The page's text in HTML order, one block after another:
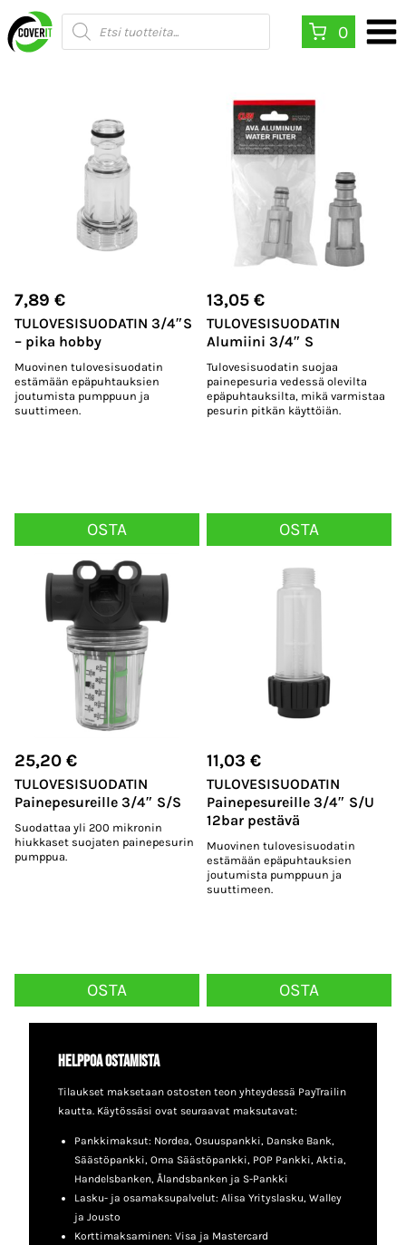
Siirry
sisältöön
Products
search
0
7,89 €
TULOVESISUODATIN 3/4″S
– pika hobby
Muovinen tulovesisuodatin
estämään epäpuhtauksien
joutumista pumppuun ja
suuttimeen.
OSTA
13,05 €
TULOVESISUODATIN
Alumiini 3/4″ S
Tulovesisuodatin suojaa
painepesuria vedessä olevilta
epäpuhtauksilta, mikä varmistaa
pesurin pitkän käyttöiän.
OSTA
25,20 €
TULOVESISUODATIN
Painepesureille 3/4″ S/S
Suodattaa yli 200 mikronin
hiukkaset suojaten painepesurin
pumppua.
OSTA
11,03 €
TULOVESISUODATIN
Painepesureille 3/4″ S/U
12bar pestävä
Muovinen tulovesisuodatin
estämään epäpuhtauksien
joutumista pumppuun ja
suuttimeen.
OSTA
Helppoa ostamista
Tilaukset maksetaan ostosten teon yhteydessä PayTrailin
kautta. Käytössäsi ovat seuraavat maksutavat:
Pankkimaksut: Nordea, Osuuspankki, Danske Bank,
Säästöpankki, Oma Säästöpankki, POP Pankki, Aktia,
Handelsbanken, Ålandsbanken ja S-Pankki
Lasku- ja osamaksupalvelut: Alisa Yrityslasku, Walley
ja Jousto
Korttimaksaminen: Visa ja Mastercard